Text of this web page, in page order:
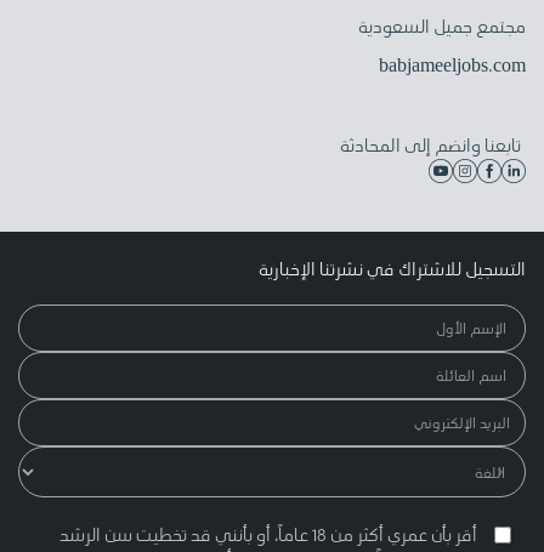
مجتمع جميل السعودية
babjameeljobs.com
تابعنا وانضم إلى المحادثة
التسجيل للاشتراك في نشرتنا الإخبارية
أقر بأن عمري أكثر من 18 عاماً، أو بأنني قد تخطيت سن الرشد